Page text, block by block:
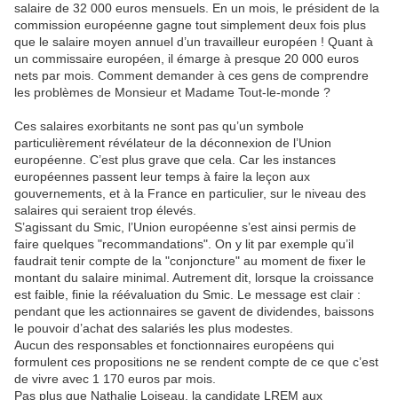
salaire de 32 000 euros mensuels. En un mois, le président de la
commission européenne gagne tout simplement deux fois plus
que le salaire moyen annuel d’un travailleur européen ! Quant à
un commissaire européen, il émarge à presque 20 000 euros
nets par mois. Comment demander à ces gens de comprendre
les problèmes de Monsieur et Madame Tout-le-monde ?
Ces salaires exorbitants ne sont pas qu’un symbole
particulièrement révélateur de la déconnexion de l’Union
européenne. C’est plus grave que cela. Car les instances
européennes passent leur temps à faire la leçon aux
gouvernements, et à la France en particulier, sur le niveau des
salaires qui seraient trop élevés.
S’agissant du Smic, l’Union européenne s’est ainsi permis de
faire quelques "recommandations". On y lit par exemple qu’il
faudrait tenir compte de la "conjoncture" au moment de fixer le
montant du salaire minimal. Autrement dit, lorsque la croissance
est faible, finie la réévaluation du Smic. Le message est clair :
pendant que les actionnaires se gavent de dividendes, baissons
le pouvoir d’achat des salariés les plus modestes.
Aucun des responsables et fonctionnaires européens qui
formulent ces propositions ne se rendent compte de ce que c’est
de vivre avec 1 170 euros par mois.
Pas plus que Nathalie Loiseau, la candidate LREM aux